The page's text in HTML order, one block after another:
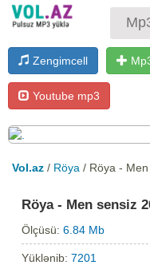
Zengimcell
Youtube mp3
Vol.az / Röya / Röya -
Röya - Men sensiz
Ölçüsü:6.84 Mb
Yüklənib:7201